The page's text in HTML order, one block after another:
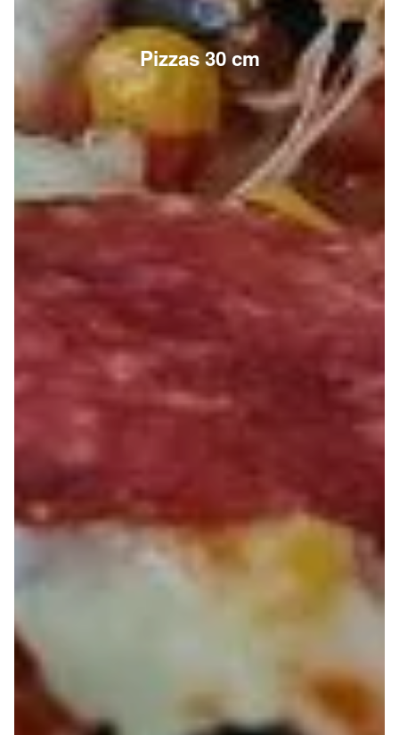
Pizzas 30 cm